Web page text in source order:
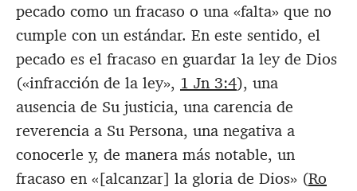
pecado como un fracaso o una «falta» que no
cumple con un estándar. En este sentido, el
pecado es el fracaso en guardar la ley de Dios
(«infracción de la ley», 1 Jn 3:4), una
ausencia de Su justicia, una carencia de
reverencia a Su Persona, una negativa a
conocerle y, de manera más notable, un
fracaso en «[alcanzar] la gloria de Dios» (Ro